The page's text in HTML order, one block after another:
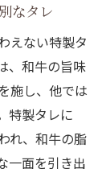
なタレ
えない特製タ
、和牛の旨味
施し、他では
特製タレに
れ、和牛の脂
一面を引き出